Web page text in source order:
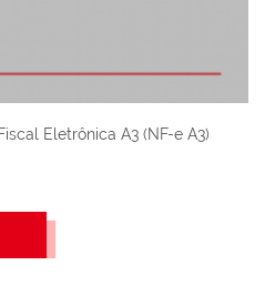
Eletrônica A3 (NF-e A3)